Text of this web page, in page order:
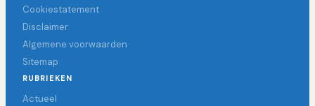
Cookiestatement
Disclaimer
Algemene voorwaarden
Sitemap
RUBRIEKEN
Actueel